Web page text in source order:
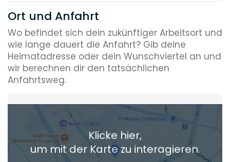
Ort und Anfahrt
Wo befindet sich dein zukünftiger Arbeitsort und
wie lange dauert die Anfahrt? Gib deine
Heimatadresse oder dein Wunschviertel an und
wir berechnen dir den tatsächlichen
Anfahrtsweg.
Heimatadresse oder Wunschort
+ Aktuellen Standort hinzufügen
Klicke hier,
um mit der Karte zu interagieren.